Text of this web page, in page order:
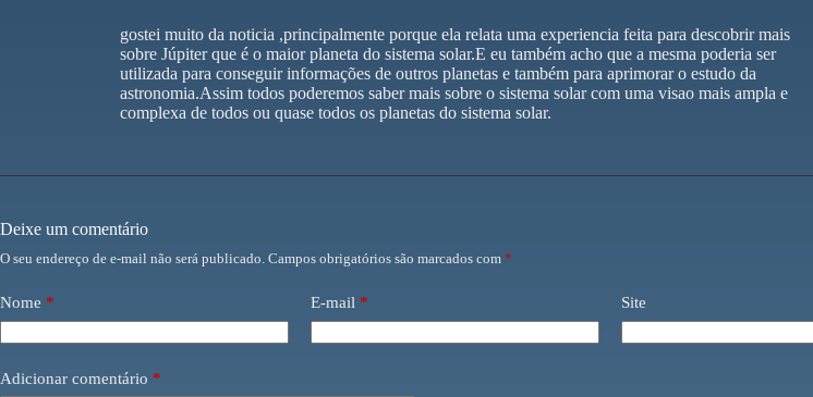
gostei muito da noticia ,principalmente porque ela relata uma experiencia feita para descobrir mais
sobre Júpiter que é o maior planeta do sistema solar.E eu também acho que a mesma poderia ser
utilizada para conseguir informações de outros planetas e também para aprimorar o estudo da
astronomia.Assim todos poderemos saber mais sobre o sistema solar com uma visao mais ampla e
complexa de todos ou quase todos os planetas do sistema solar.
Deixe um comentário
O seu endereço de e-mail não será publicado. Campos obrigatórios são marcados com *
Nome * E-mail * Site
Adicionar comentário *